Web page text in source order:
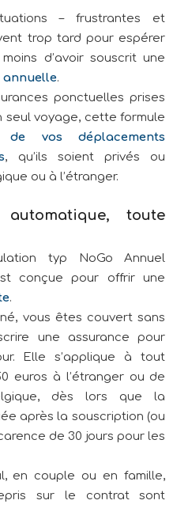
– frustrantes et
trop tard pour espérer
d’avoir souscrit une
.
ponctuelles prises
seul voyage, cette formule
de vos déplacements
, qu’ils soient privés ou
ou à l’étranger.
toute
typ NoGo Annuel
conçue pour offrir une
.
vous êtes couvert sans
une assurance pour
Elle s’applique à tout
euros à l’étranger ou de
dès lors que la
après la souscription (ou
de 30 jours pour les
en couple ou en famille,
sur le contrat sont